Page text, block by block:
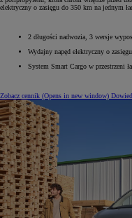
elektryczny o zasięgu do 350 km na jednym
2 długości nadwozia, 3 wersje
Wydajny napęd elektryczny o
System Smart Cargo w przestrzeni
Zobacz cennik (Opens in new window)